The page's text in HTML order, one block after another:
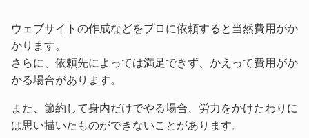
ウェブサイトの作成などをプロに依頼すると当然費用がか
かります。
さらに、依頼先によっては満足できず、かえって費用がか
かる場合があります。
また、節約して身内だけでやる場合、労力をかけたわりに
は思い描いたものができないことがあります。